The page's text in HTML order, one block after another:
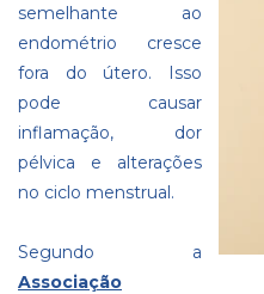
semelhante ao
endométrio cresce
fora do útero. Isso
pode causar
inflamação, dor
pélvica e alterações
no ciclo menstrual.
Segundo a
Associação